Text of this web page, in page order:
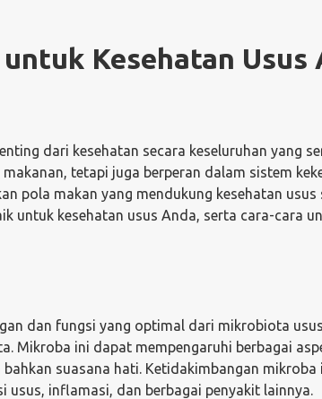
Kesehatan Usus
dari kesehatan secara keseluruhan yang
tetapi juga berperan dalam sistem
pola makan yang mendukung kesehatan
untuk kesehatan usus Anda, serta cara-cara
dan fungsi yang optimal dari mikrobiota
Mikroba ini dapat mempengaruhi berbagai
suasana hati. Ketidakimbangan mikroba
usus, inflamasi, dan berbagai penyakit lainnya.